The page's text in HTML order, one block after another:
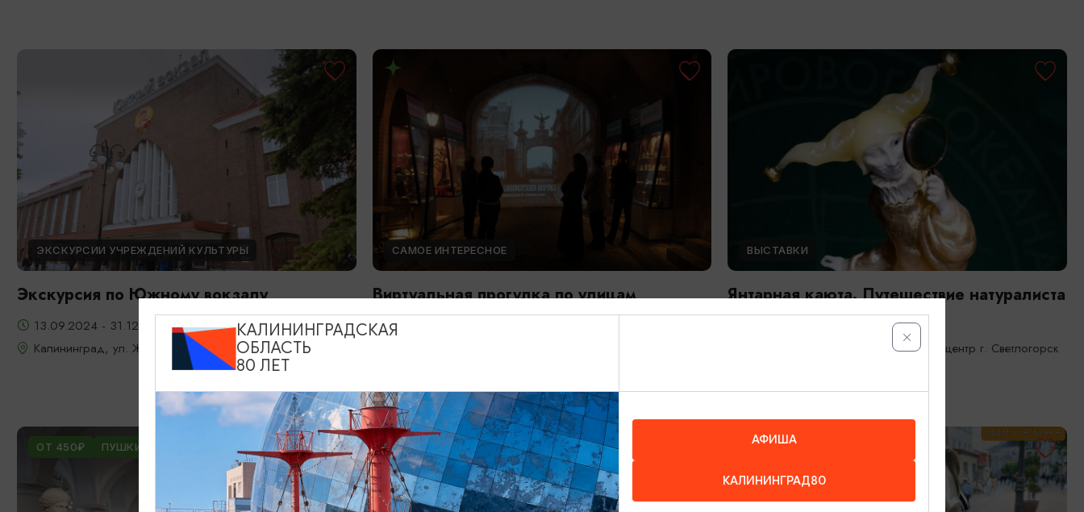
ЭКСКУРСИИ УЧРЕЖДЕНИЙ КУЛЬТУРЫ
Экскурсия по Южному вокзалу
13.09.2024 - 31.12.2026
Калининград, ул. Железнодорожная, д. 13-23
САМОЕ ИНТЕРЕСНОЕ
Виртуальная прогулка по улицам
Кёнигсберга
ВЫСТАВКИ
Янтарная каюта. Путешествие натуралиста
Светлогорск, Морской выставочный центр г. Светлогорск
ОТ 450₽ ПУШКИНСКАЯ КАРТА ОТ 1200₽ ОТ 1200₽
КАЛИНИНГРАДСКАЯ
ОБЛАСТЬ
80 ЛЕТ
АФИША
КАЛИНИНГРАД80